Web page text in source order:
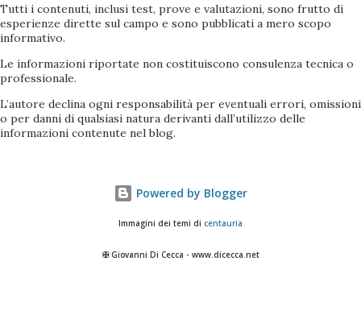
Tutti i contenuti, inclusi test, prove e valutazioni, sono frutto di
esperienze dirette sul campo e sono pubblicati a mero scopo
informativo.
Le informazioni riportate non costituiscono consulenza tecnica o
professionale.
L’autore declina ogni responsabilità per eventuali errori, omissioni
o per danni di qualsiasi natura derivanti dall’utilizzo delle
informazioni contenute nel blog.
Powered by Blogger
Immagini dei temi di centauria
✠ Giovanni Di Cecca - www.dicecca.net